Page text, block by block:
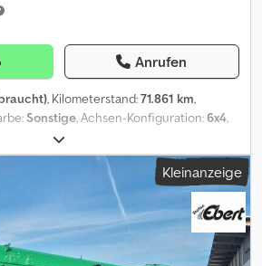
Anrufen
, Kilometerstand:71.861 km,
Sonstige, Achsen-Konfiguration:6x4,
, Emissionsklasse:
h, = Weitere Optionen und Zubehör = - 3
= Zustand Dsdey Rh Tgjpfx Alasck
EPA, TÜV = Weitere Informationen =
Zylinderzahl: 6 Antrieb: Rad Motortyp:
Benz OM926LA (Euro 2), ~240 kW
35.880 kg Zuladung: 120 kg zGG:
Kleinanzeige